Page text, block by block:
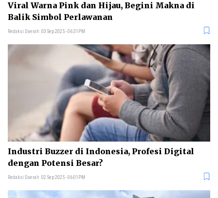
Viral Warna Pink dan Hijau, Begini Makna di
Balik Simbol Perlawanan
Redaksi Daerah 03 Sep 2025 - 06:31PM
Industri Buzzer di Indonesia, Profesi Digital
dengan Potensi Besar?
Redaksi Daerah 02 Sep 2025 - 06:01PM